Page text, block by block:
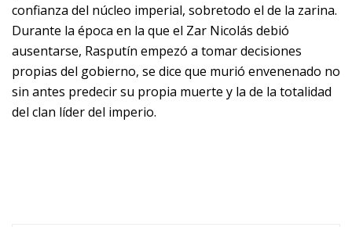
confianza del núcleo imperial, sobretodo el de la zarina.
Durante la época en la que el Zar Nicolás debió
ausentarse, Rasputín empezó a tomar decisiones
propias del gobierno, se dice que murió envenenado no
sin antes predecir su propia muerte y la de la totalidad
del clan líder del imperio.